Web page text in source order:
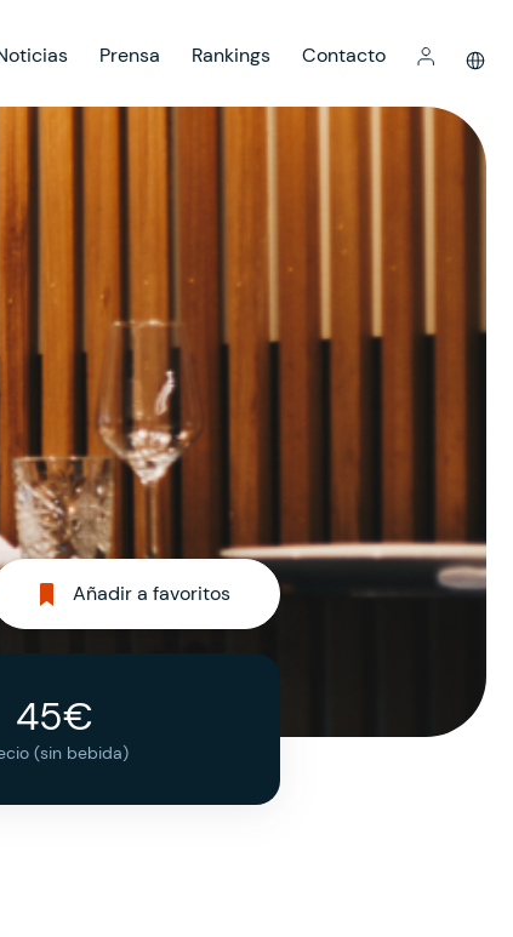
Prensa Rankings Contacto
Añadir a favoritos
45€
(sin bebida)